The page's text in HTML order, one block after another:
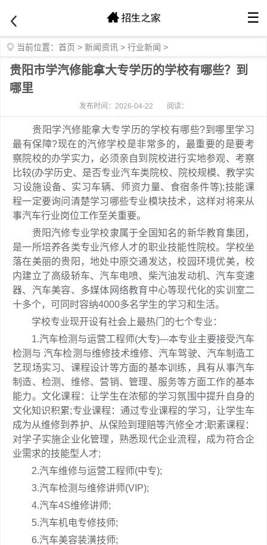
☰
当前位置： 首页 > 新闻资讯 > 行业新闻 >
贵阳市学汽修能拿大专学历的学校有哪些？到
哪里
发布时间：2026-04-22 阅读：
贵阳学汽修能拿大专学历的学校有哪些?到哪里学习
最有保障?现在的汽修学校是非常多的，最重要的是要考
察院校的办学实力，必须亲自到院校进行实地参观、考察
比较(办学历史、是否专业汽车类院校、院校规模、教学实
习设施设备、实习车辆、师资力量、食宿条件等);技能课
程一定要询问清楚学习哪些专业模块技术，这样对将来从
事汽车行业岗位工作至关重要。
贵阳汽修专业学校隶属于全国知名的新华教育集团，
是一所培养各类专业汽修人才的职业技能性院校。学校坐
落在美丽的贵阳，地处中原交通发达，校园环境优美，校
内建立了高级轿车、汽车电喷、柴汽油发动机、汽车变速
器、汽车美容、多媒体网络教育中心等现代化的实训室二
十多个，可同时容纳4000多名学生的学习和生活。
学校专业现开设有社会上最热门的七个专业：
1.汽车检测与运营工程师(大专)---本专业主要接受汽车
检测与 汽车检测与维修技术维修、汽车驾驶、汽车制造工
艺现场实习、课程设计等方面的基本训练，具有从事汽车
制造、检测、维修、营销、管理、服务等方面工作的基本
能力。文化课程：让学生在浓郁的学习氛围中提升自身的
文化知识积累;专业课程：通过专业课程的学习，让学生车
成为从维修到养护、从保险到理赔等汽修全才;职素课程：
对学子实施企业化管理，熟悉现代企业流程，成为符合企
业需求的技能型人才;
2.汽车维修与运营工程师(中专);
3.汽车检测与维修讲师(VIP);
4.汽车4S维修讲师;
5.汽车机电专修技师;
6.汽车美容装潢技师;